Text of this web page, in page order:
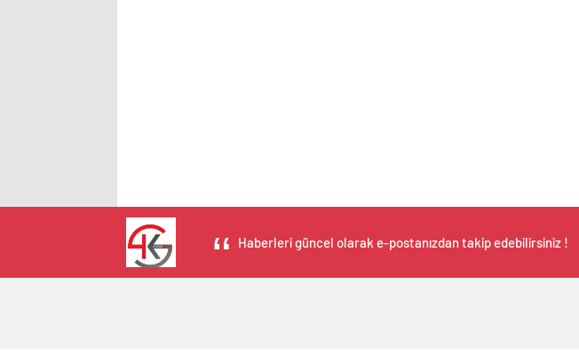
Haberleri güncel olarak e-postanızdan takip edebilirsiniz !